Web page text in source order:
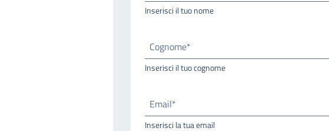
Inserisci il tuo nome
Cognome*
Inserisci il tuo cognome
Email*
Inserisci la tua email